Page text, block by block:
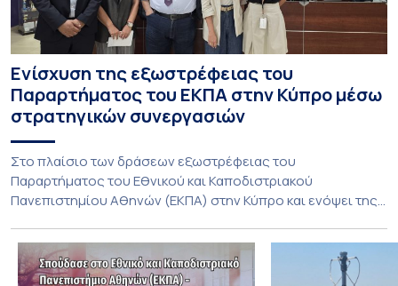
Ενίσχυση της εξωστρέφειας του
Παραρτήματος του ΕΚΠΑ στην Κύπρο μέσω
στρατηγικών συνεργασιών
Στο πλαίσιο των δράσεων εξωστρέφειας του
Παραρτήματος του Εθνικού και Καποδιστριακού
Πανεπιστημίου Αθηνών (ΕΚΠΑ) στην Κύπρο και ενόψει της
Τμήματος Οικονομικών Επιστημών και του Τμήματος
Διοίκησης Επιχειρήσεων και Οργανισμών τον Σεπτέμβριο
του 2026, ο Κοσμήτορας της Σχολής Οικονομικών και